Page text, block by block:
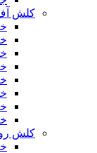
کلش
کلش